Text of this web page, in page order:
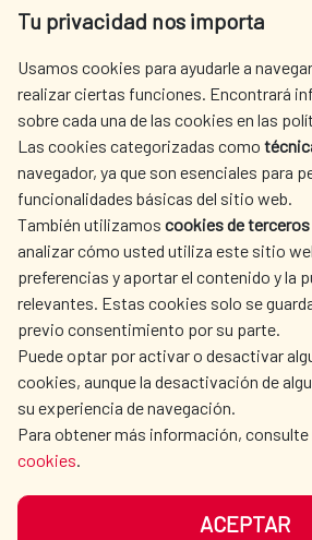
Tu privacidad nos importa
Usamos cookies para ayudarle a
realizar ciertas funciones. Encontrará
sobre cada una de las cookies en las
Las cookies categorizadas como
navegador, ya que son esenciales para
funcionalidades básicas del sitio web.
También utilizamos cookies de terceros
analizar cómo usted utiliza este sitio
preferencias y aportar el contenido y la
relevantes. Estas cookies solo se
previo consentimiento por su parte.
Puede optar por activar o desactivar
cookies, aunque la desactivación de
su experiencia de navegación.
Para obtener más información,
cookies.
ACEPTAR
Tel. +34 900 20 30 54​​​​​​​
AECID
WHERE
SPANISH HUMANITARIAN
ACTION
CULTURE AND SCIENCE
OUR SOCIAL MEDIA
DATA